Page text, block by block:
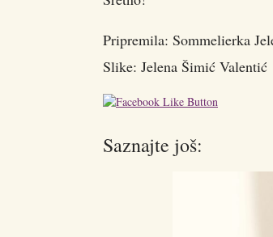
Pripremila: Sommelierka
Slike: Jelena Šimić Valentić
Saznajte još: